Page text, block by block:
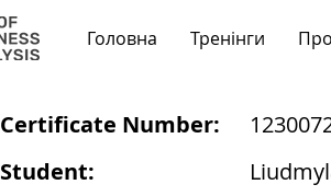
Головна Тренінги Про
Certificate Number:
Student: